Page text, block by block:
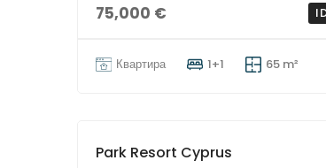
75,000 €
Квартира 1+1 65 m²
Park Resort Cyprus